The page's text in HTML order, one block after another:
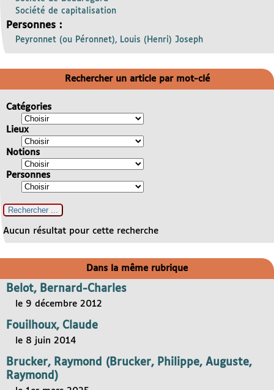
Société de capitalisation
Personnes :
Peyronnet (ou Péronnet), Louis (Henri) Joseph
Rechercher un article par mot-clé
Catégories
Lieux
Notions
Personnes
Aucun résultat pour cette recherche
Dans la même rubrique
Belot, Bernard-Charles
le 9 décembre 2012
Fouilhoux, Claude
le 8 juin 2014
Brucker, Raymond (Brucker, Philippe, Auguste,
Raymond)